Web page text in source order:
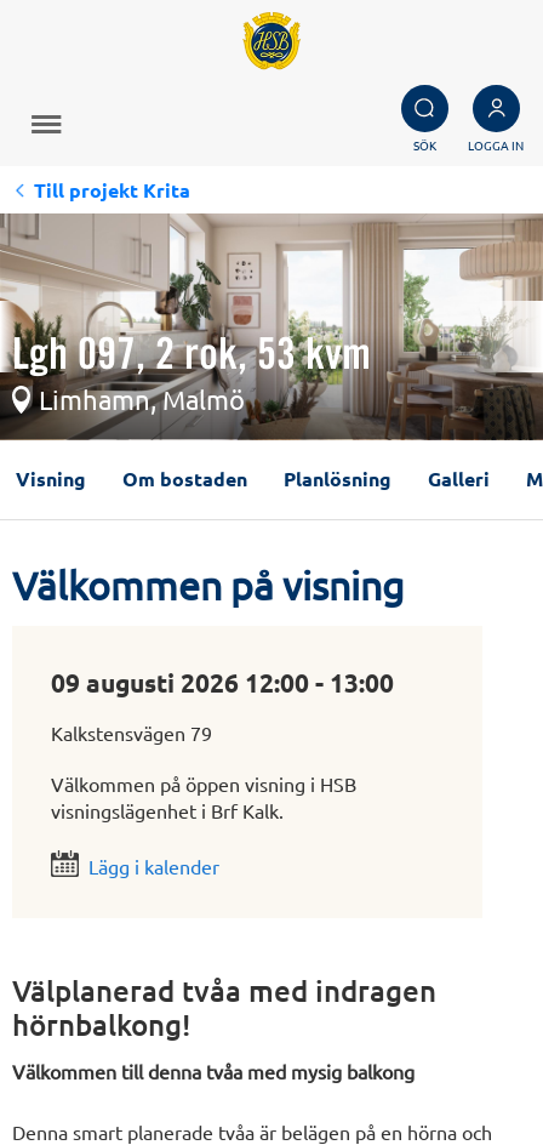
SÖK LOGGA IN
Till projekt Krita
Lgh 097, 2 rok, 53 kvm
Limhamn, Malmö
Visning Om bostaden Planlösning Galleri
Välkommen på visning
09 augusti 2026 12:00 - 13:00
Kalkstensvägen 79
Välkommen på öppen visning i HSB
visningslägenhet i Brf Kalk.
Lägg i kalender
Välplanerad tvåa med indragen
hörnbalkong!
Välkommen till denna tvåa med mysig balkong
Denna smart planerade tvåa är belägen på en hörna och